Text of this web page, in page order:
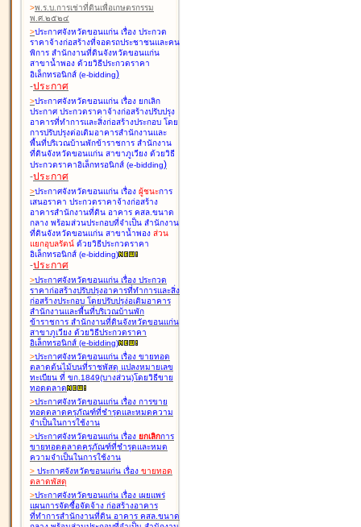
>พ.ร.บ.การเช่าที่ดินเพื่อเกษตรกรรม
พ.ศ.๒๕๒๔
>ประกาศจังหวัดขอนแก่น เรื่อง ประกวด
ราคาจ้างก่อสร้างที่จอดรถประชาชนและคน
พิการ สำนักงานที่ดินจังหวัดขอนแก่น
สาขาน้ำพอง ด้วยวิธีประกวดราคา
อิเล็กทรอนิกส์ (e-bidding)
-ประกาศ
>ประกาศจังหวัดขอนแก่น เรื่อง ยกเลิก
ประกาศ ประกวดราคาจ้างก่อสร้างปรับปรุง
อาคารที่ทำการและสิ่งก่อสร้างประกอบ โดย
การปรับปรุงต่อเติมอาคารสำนักงานและ
พื้นที่บริเวณบ้านพักข้าราชการ สำนักงาน
ที่ดินจังหวัดขอนแก่น สาขาภูเวียง ด้วยวิธี
ประกวดราคาอิเล็กทรอนิกส์ (e-bidding)
-ประกาศ
>ประกาศจังหวัดขอนแก่น เรื่อง ผู้ชนะการ
เสนอราคา ประกวดราคาจ้างก่อสร้าง
อาคารสำนักงานที่ดิน อาคาร คสล.ขนาด
กลาง พร้อมส่วนประกอบที่จำเป็น สำนักงาน
ที่ดินจังหวัดขอนแก่น สาขาน้ำพอง ส่วน
แยกอุบลรัตน์ ด้วยวิธีประกวดราคา
อิเล็กทรอนิกส์ (e-bidding)
-ประกาศ
>ประกาศจังหวัดขอนแก่น เรื่อง ประกวด
ราคาก่อสร้างปรับปรุงอาคารที่ทำการและสิ่ง
ก่อสร้างประกอบ โดยปรับปรุง่อเติมอาคาร
สำนักงานและพื้นที่บริเวณบ้านพัก
ข้าราชการ สำนักงานที่ดินจังหวัดขอนแก่น
สาขาภูเวียง ด้วยวิธีประกวดราคา
อิเล็กทรอนิกส์ (e-bidding)
>ประกาศจังหวัดขอนแก่น เรื่อง ขายทอด
ตลาดต้นไม้บนที่ราชพัสดุ แปลงหมายเลข
ทะเบียน ที่ ขก.1849(บางส่วน)โดยวิธีขาย
ทอดตลาด
>ประกาศจังหวัดขอนแก่น เรื่อง การขาย
ทอดตลาดครุภัณฑ์ที่ชำรุดและหมดความ
จำเป็นในการใช้งาน
>ประกาศจังหวัดขอนแก่น เรื่อง ยกเลิกการ
ขายทอดตลาดครุภัณฑ์ที่ชำรุดและหมด
ความจำเป็นในการใช้งาน
> ประกาศจังหวัดขอนแก่น เรื่อง ขายทอด
ตลาดพัสดุ
>ประกาศจังหวัดขอนแก่น เรื่อง เผยแพร่
แผนการจัดซื้อจัดจ้าง ก่อสร้างอาคาร
ที่ทำการสำนักงานที่ดิน อาคาร คสล.ขนาด